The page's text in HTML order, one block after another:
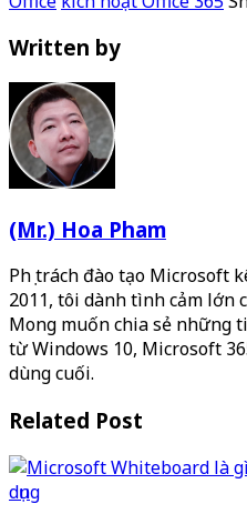
Written by
(Mr.) Hoa Pham
Phụ trách đào tạo
2011, tôi dành tình cảm lớn
Mong muốn chia sẻ những
từ Windows 10, Microsoft
dùng cuối.
Related Post